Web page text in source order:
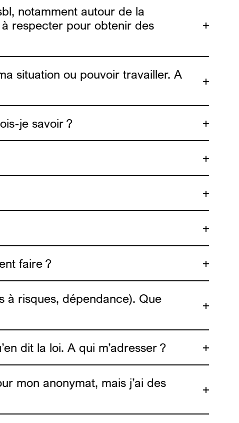
notamment autour de la
respecter pour obtenir des
situation ou pouvoir travailler. A
je savoir ?
Dune asbl
faire ?
à risques, dépendance). Que
dit la loi. A qui m’adresser ?
mon anonymat, mais j’ai des